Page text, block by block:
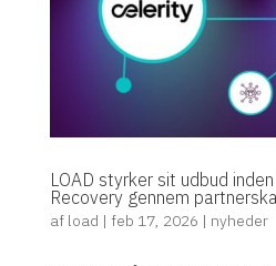
LOAD styrker sit udbud
Recovery gennem
af load | feb 17, 2026 | nyheder